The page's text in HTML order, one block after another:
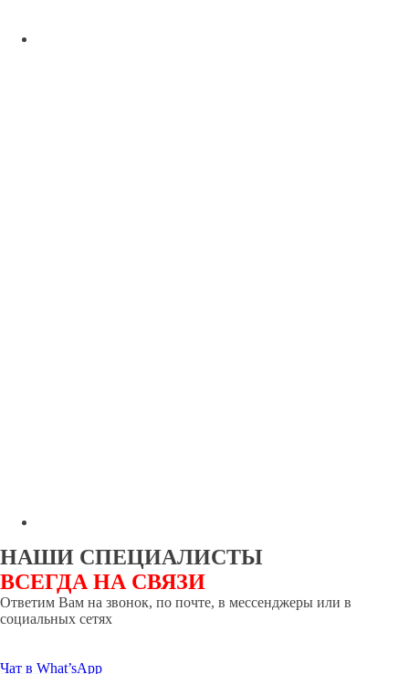
НАШИ СПЕЦИАЛИСТЫ
ВСЕГДА НА СВЯЗИ
Ответим Вам на звонок, по почте, в мессенджеры или в
социальных сетях
Чат в What’sApp